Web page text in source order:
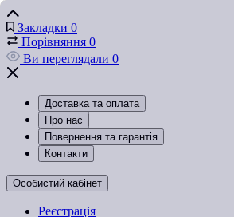
Закладки 0
Порівняння 0
Ви переглядали 0
Доставка та оплата
Про нас
Повернення та гарантія
Контакти
Особистий кабінет
Реєстрація